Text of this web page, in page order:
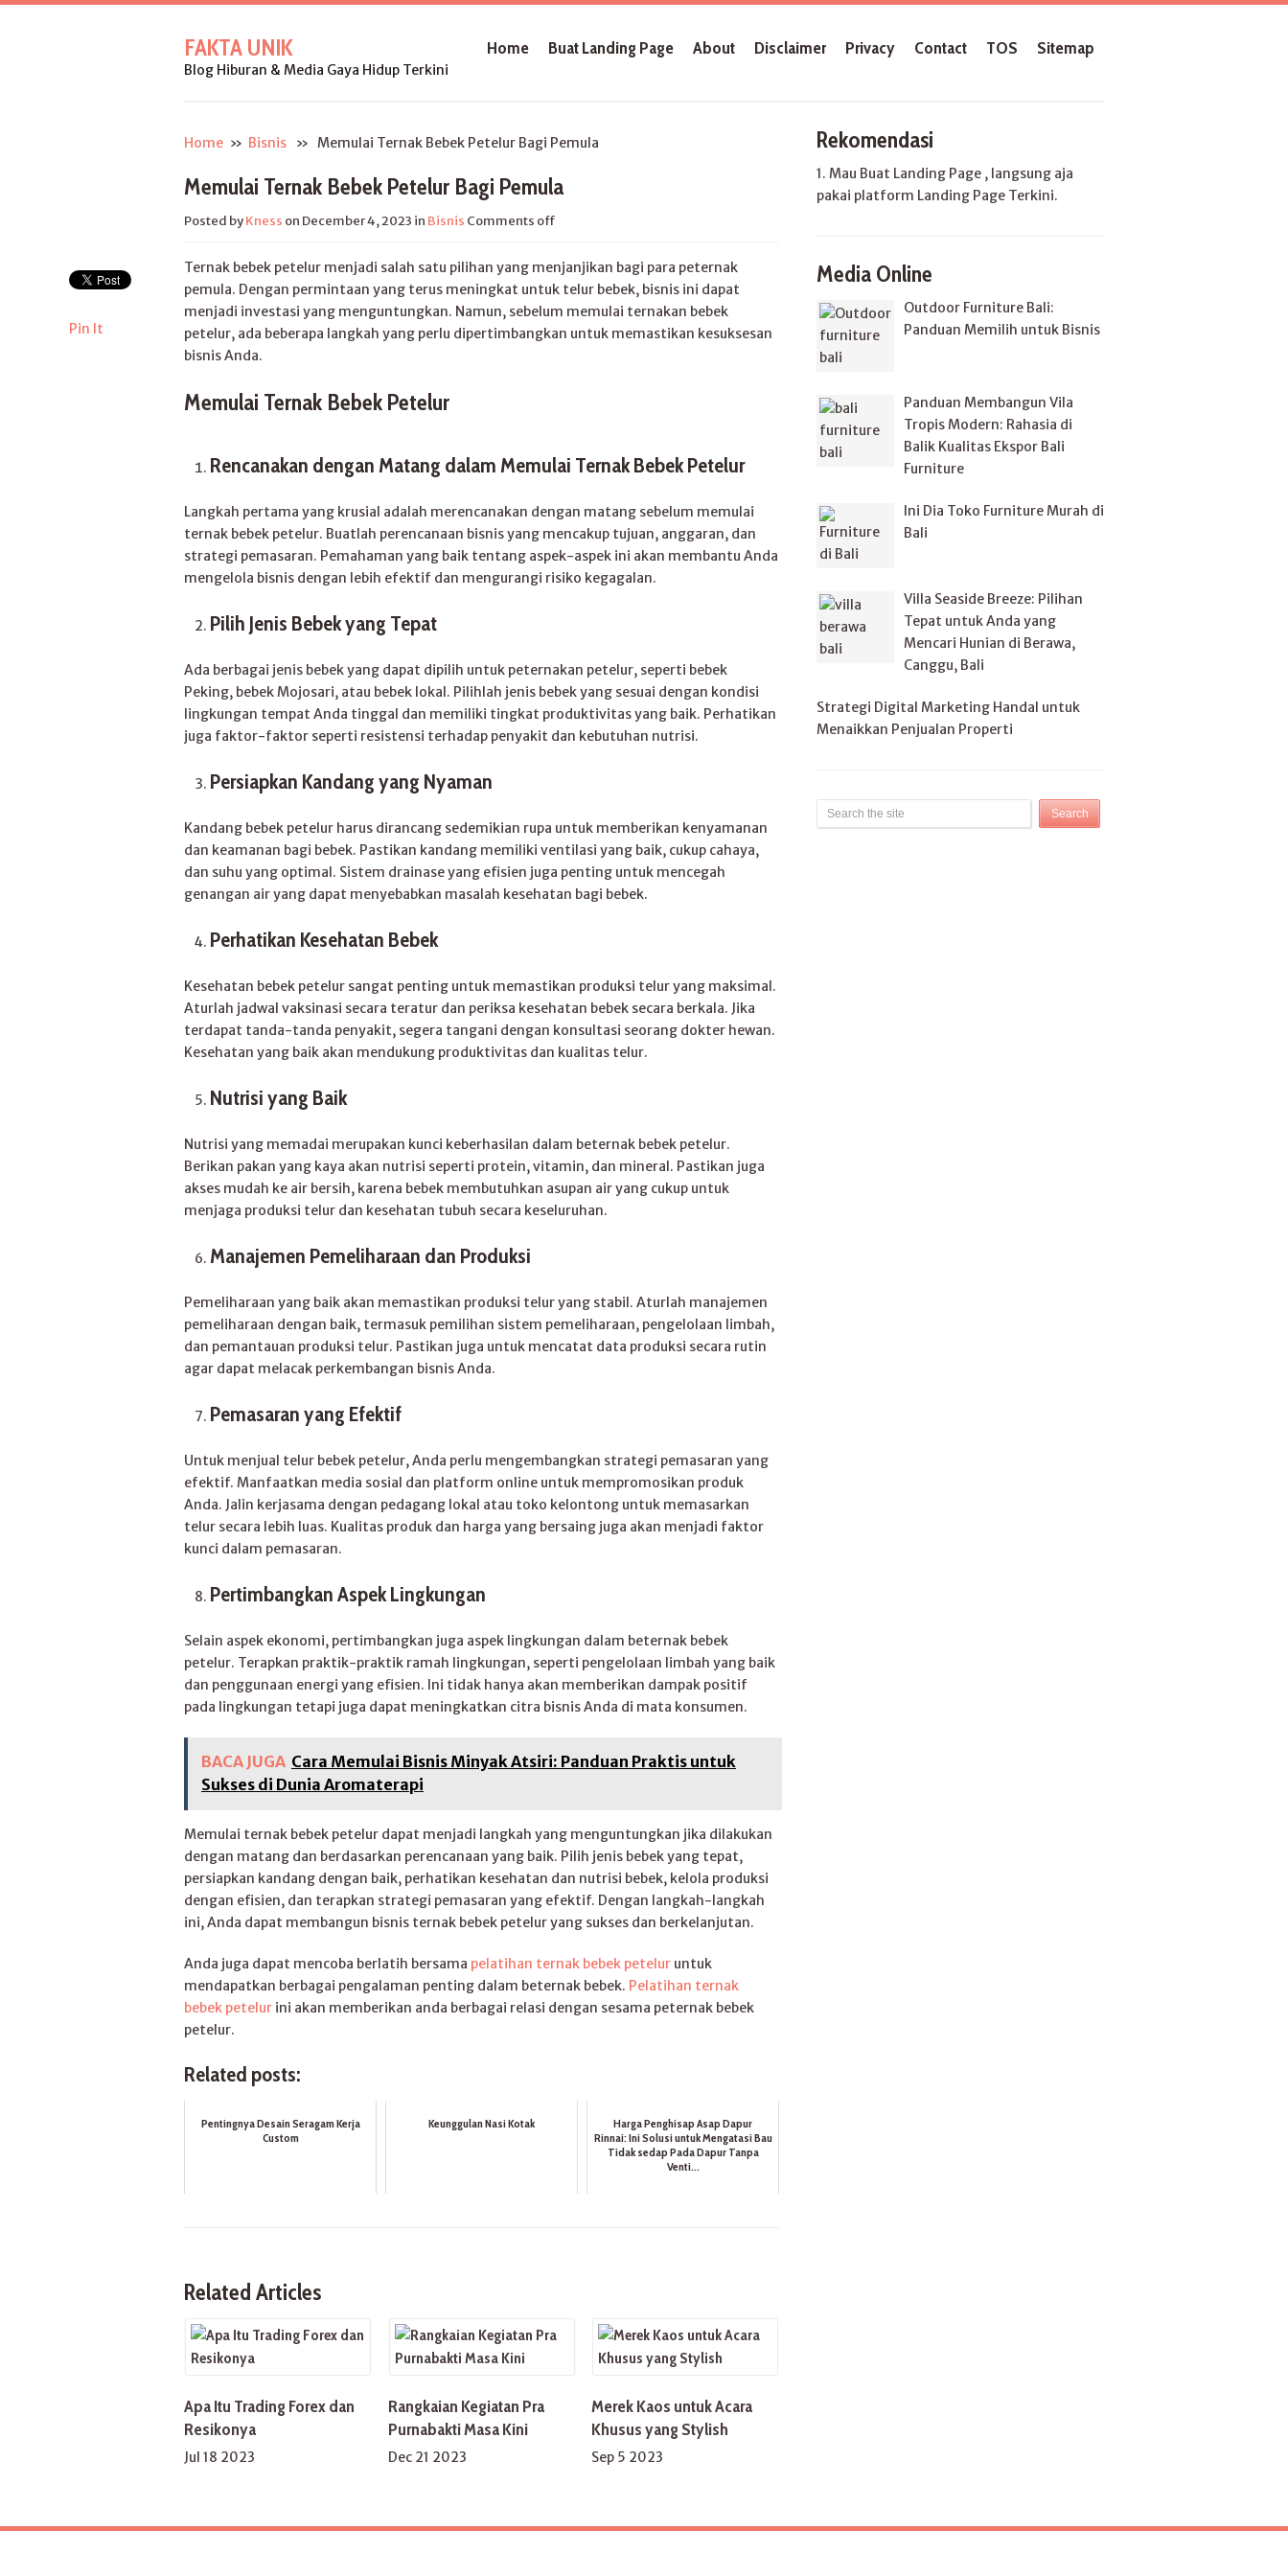
FAKTA UNIK
Blog Hiburan & Media Gaya Hidup Terkini
Home Buat Landing Page About Disclaimer Privacy Contact TOS Sitemap
Home » Bisnis » Memulai Ternak Bebek Petelur Bagi Pemula
Memulai Ternak Bebek Petelur Bagi Pemula
Posted byKness on December 4, 2023 in Bisnis Comments off
Pin It
Ternak bebek petelur menjadi salah satu pilihan yang menjanjikan bagi para peternak
pemula. Dengan permintaan yang terus meningkat untuk telur bebek, bisnis ini dapat
menjadi investasi yang menguntungkan. Namun, sebelum memulai ternakan bebek
petelur, ada beberapa langkah yang perlu dipertimbangkan untuk memastikan kesuksesan
bisnis Anda.
Memulai Ternak Bebek Petelur
Rencanakan dengan Matang dalam Memulai Ternak Bebek Petelur
Langkah pertama yang krusial adalah merencanakan dengan matang sebelum memulai
ternak bebek petelur. Buatlah perencanaan bisnis yang mencakup tujuan, anggaran, dan
strategi pemasaran. Pemahaman yang baik tentang aspek-aspek ini akan membantu Anda
mengelola bisnis dengan lebih efektif dan mengurangi risiko kegagalan.
Pilih Jenis Bebek yang Tepat
Ada berbagai jenis bebek yang dapat dipilih untuk peternakan petelur, seperti bebek
Peking, bebek Mojosari, atau bebek lokal. Pilihlah jenis bebek yang sesuai dengan kondisi
lingkungan tempat Anda tinggal dan memiliki tingkat produktivitas yang baik. Perhatikan
juga faktor-faktor seperti resistensi terhadap penyakit dan kebutuhan nutrisi.
Persiapkan Kandang yang Nyaman
Kandang bebek petelur harus dirancang sedemikian rupa untuk memberikan kenyamanan
dan keamanan bagi bebek. Pastikan kandang memiliki ventilasi yang baik, cukup cahaya,
dan suhu yang optimal. Sistem drainase yang efisien juga penting untuk mencegah
genangan air yang dapat menyebabkan masalah kesehatan bagi bebek.
Perhatikan Kesehatan Bebek
Kesehatan bebek petelur sangat penting untuk memastikan produksi telur yang maksimal.
Aturlah jadwal vaksinasi secara teratur dan periksa kesehatan bebek secara berkala. Jika
terdapat tanda-tanda penyakit, segera tangani dengan konsultasi seorang dokter hewan.
Kesehatan yang baik akan mendukung produktivitas dan kualitas telur.
Nutrisi yang Baik
Nutrisi yang memadai merupakan kunci keberhasilan dalam beternak bebek petelur.
Berikan pakan yang kaya akan nutrisi seperti protein, vitamin, dan mineral. Pastikan juga
akses mudah ke air bersih, karena bebek membutuhkan asupan air yang cukup untuk
menjaga produksi telur dan kesehatan tubuh secara keseluruhan.
Manajemen Pemeliharaan dan Produksi
Pemeliharaan yang baik akan memastikan produksi telur yang stabil. Aturlah manajemen
pemeliharaan dengan baik, termasuk pemilihan sistem pemeliharaan, pengelolaan limbah,
dan pemantauan produksi telur. Pastikan juga untuk mencatat data produksi secara rutin
agar dapat melacak perkembangan bisnis Anda.
Pemasaran yang Efektif
Untuk menjual telur bebek petelur, Anda perlu mengembangkan strategi pemasaran yang
efektif. Manfaatkan media sosial dan platform online untuk mempromosikan produk
Anda. Jalin kerjasama dengan pedagang lokal atau toko kelontong untuk memasarkan
telur secara lebih luas. Kualitas produk dan harga yang bersaing juga akan menjadi faktor
kunci dalam pemasaran.
Pertimbangkan Aspek Lingkungan
Selain aspek ekonomi, pertimbangkan juga aspek lingkungan dalam beternak bebek
petelur. Terapkan praktik-praktik ramah lingkungan, seperti pengelolaan limbah yang baik
dan penggunaan energi yang efisien. Ini tidak hanya akan memberikan dampak positif
pada lingkungan tetapi juga dapat meningkatkan citra bisnis Anda di mata konsumen.
BACA JUGA Cara Memulai Bisnis Minyak Atsiri: Panduan Praktis untuk
Sukses di Dunia Aromaterapi
Memulai ternak bebek petelur dapat menjadi langkah yang menguntungkan jika dilakukan
dengan matang dan berdasarkan perencanaan yang baik. Pilih jenis bebek yang tepat,
persiapkan kandang dengan baik, perhatikan kesehatan dan nutrisi bebek, kelola produksi
dengan efisien, dan terapkan strategi pemasaran yang efektif. Dengan langkah-langkah
ini, Anda dapat membangun bisnis ternak bebek petelur yang sukses dan berkelanjutan.
Anda juga dapat mencoba berlatih bersama pelatihan ternak bebek petelur untuk
mendapatkan berbagai pengalaman penting dalam beternak bebek. Pelatihan ternak
bebek petelur ini akan memberikan anda berbagai relasi dengan sesama peternak bebek
petelur.
Related posts:
Pentingnya Desain Seragam Kerja
Custom
Keunggulan Nasi Kotak
Harga Penghisap Asap Dapur
Rinnai: Ini Solusi untuk Mengatasi Bau
Tidak sedap Pada Dapur Tanpa
Venti...
Related Articles
Apa Itu Trading Forex dan
Resikonya
Jul 18 2023
Rangkaian Kegiatan Pra
Purnabakti Masa Kini
Dec 21 2023
Merek Kaos untuk Acara
Khusus yang Stylish
Sep 5 2023
Rekomendasi
1. Mau Buat Landing Page, langsung aja
pakai platform Landing Page Terkini.
Media Online
Outdoor Furniture Bali:
Panduan Memilih untuk Bisnis
Panduan Membangun Vila
Tropis Modern: Rahasia di
Balik Kualitas Ekspor Bali
Furniture
Ini Dia Toko Furniture Murah di
Bali
Villa Seaside Breeze: Pilihan
Tepat untuk Anda yang
Mencari Hunian di Berawa,
Canggu, Bali
Strategi Digital Marketing Handal untuk
Menaikkan Penjualan Properti